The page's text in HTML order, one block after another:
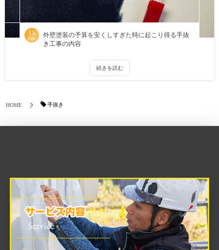
15
Feb
外壁塗装の予算を安くしすぎた時に起こり得る手抜
き工事の内容
続きを読む
HOME 手抜き